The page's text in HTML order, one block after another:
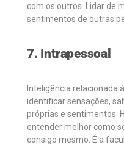
com os outros. Lidar de
sentimentos de outras
7. Intrapessoal
Inteligência relacionada
identificar sensações,
próprias e sentimentos.
entender melhor como
consigo mesmo. É a